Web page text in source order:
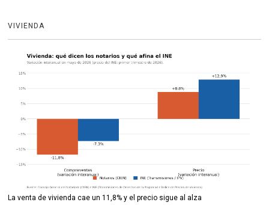
VIVIENDA
La venta de vivienda cae un 11,8% y el precio sigue al alza